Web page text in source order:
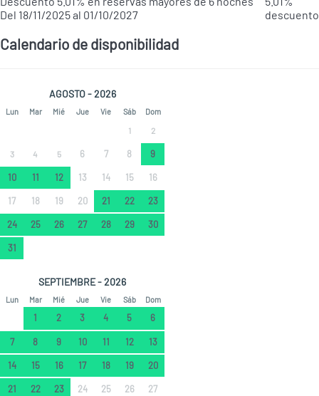
Del 18/11/2025 al 01/10/2027
descuento
Calendario de disponibilidad
AGOSTO - 2026
Lun Mar Mié Jue Vie Sáb Dom
1 2
3 4 5 6 7 8 9
10 11 12 13 14 15 16
17 18 19 20 21 22 23
24 25 26 27 28 29 30
31
SEPTIEMBRE - 2026
Lun Mar Mié Jue Vie Sáb Dom
1 2 3 4 5 6
7 8 9 10 11 12 13
14 15 16 17 18 19 20
21 22 23 24 25 26 27